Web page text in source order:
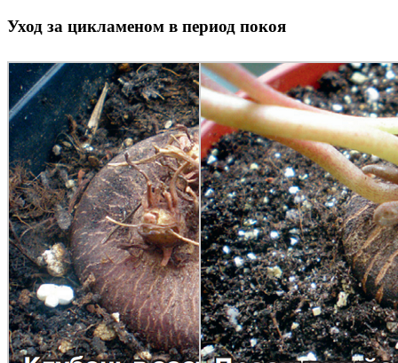
Уход за цикламеном в период покоя